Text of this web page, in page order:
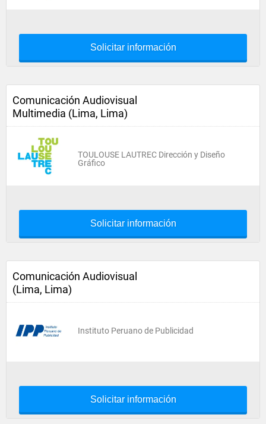
Solicitar información
Comunicación Audiovisual
Multimedia (Lima, Lima)
TOULOUSE LAUTREC Dirección y Diseño
Gráfico
Solicitar información
Comunicación Audiovisual
(Lima, Lima)
Instituto Peruano de Publicidad
Solicitar información